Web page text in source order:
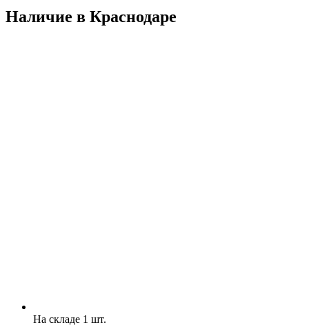
Наличие в Краснодарe
На складе 1 шт.